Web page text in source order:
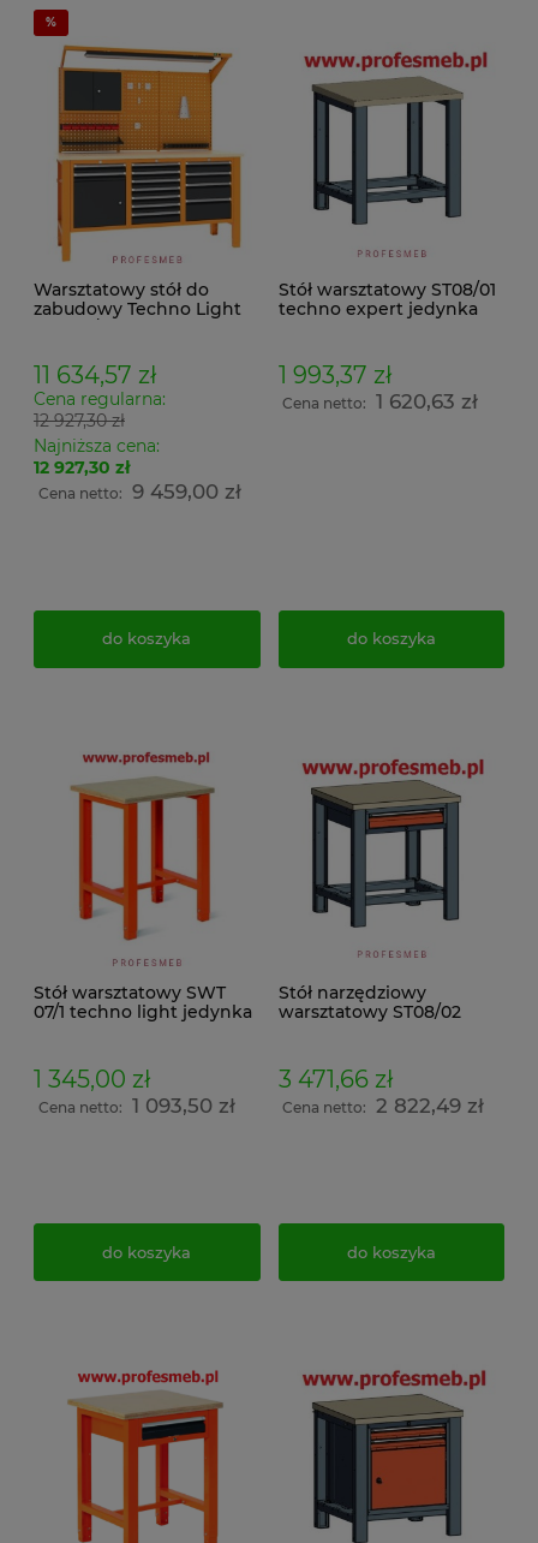
Warsztatowy stół do
zabudowy Techno Light
tablicą perforowaną na
narzędzia
11 634,57 zł
Cena regularna:
12 927,30 zł
Najniższa cena:
12 927,30 zł
Cena netto: 9 459,00 zł
do koszyka
Stół warsztatowy ST08/01
techno expert jedynka
1 993,37 zł
Cena netto: 1 620,63 zł
do koszyka
Stół warsztatowy SWT
07/1 techno light jedynka
1 345,00 zł
Cena netto: 1 093,50 zł
do koszyka
Stół narzędziowy
warsztatowy ST08/02
3 471,66 zł
Cena netto: 2 822,49 zł
do koszyka